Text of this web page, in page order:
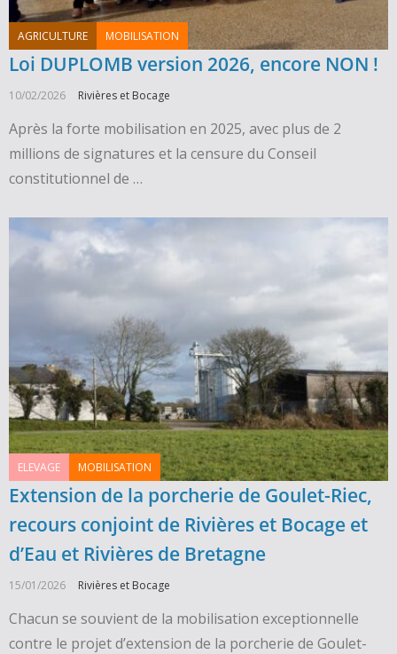
AGRICULTURE MOBILISATION
Loi DUPLOMB version 2026, encore NON !
10/02/2026 Rivières et Bocage
Après la forte mobilisation en 2025, avec plus de 2
millions de signatures et la censure du Conseil
constitutionnel de …
ELEVAGE MOBILISATION
Extension de la porcherie de Goulet-Riec,
recours conjoint de Rivières et Bocage et
d’Eau et Rivières de Bretagne
15/01/2026 Rivières et Bocage
Chacun se souvient de la mobilisation exceptionnelle
contre le projet d’extension de la porcherie de Goulet-